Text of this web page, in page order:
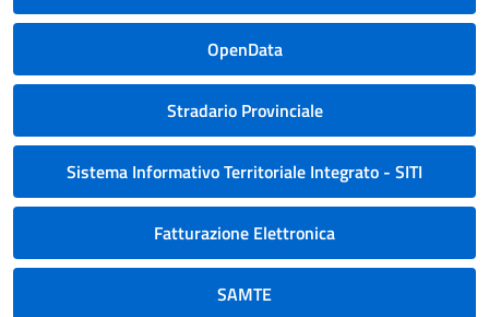
OpenData
Stradario Provinciale
Sistema Informativo Territoriale Integrato - SITI
Fatturazione Elettronica
SAMTE